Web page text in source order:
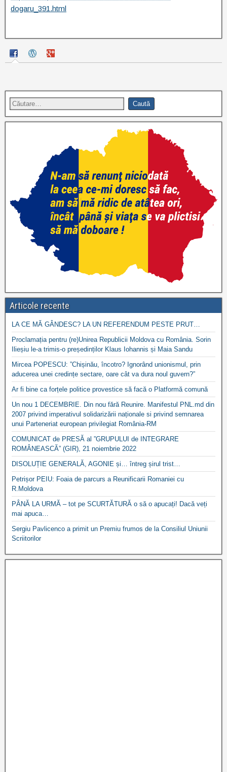
dogaru_391.html
Articole recente
LA CE MĂ GÂNDESC? LA UN REFERENDUM PESTE PRUT…
Proclamația pentru (re)Unirea Republicii Moldova cu România. Sorin
Ilieșiu le-a trimis-o președinților Klaus Iohannis și Maia Sandu
Mircea POPESCU: ”Chișinău, încotro? Ignorând unionismul, prin
aducerea unei credințe sectare, oare cât va dura noul guvern?”
Ar fi bine ca forțele politice provestice să facă o Platformă comună
Un nou 1 DECEMBRIE. Din nou fără Reunire. Manifestul PNL.md din
2007 privind imperativul solidarizării naționale si privind semnarea
unui Parteneriat european privilegiat România-RM
COMUNICAT de PRESĂ al ”GRUPULUI de INTEGRARE
ROMÂNEASCĂ” (GIR), 21 noiembrie 2022
DISOLUȚIE GENERALĂ, AGONIE și… întreg șirul trist…
Petrișor PEIU: Foaia de parcurs a Reunificarii Romaniei cu
R.Moldova
PÂNĂ LA URMĂ – tot pe SCURTĂTURĂ o să o apucați! Dacă veți
mai apuca…
Sergiu Pavlicenco a primit un Premiu frumos de la Consiliul Uniunii
Scriitorilor